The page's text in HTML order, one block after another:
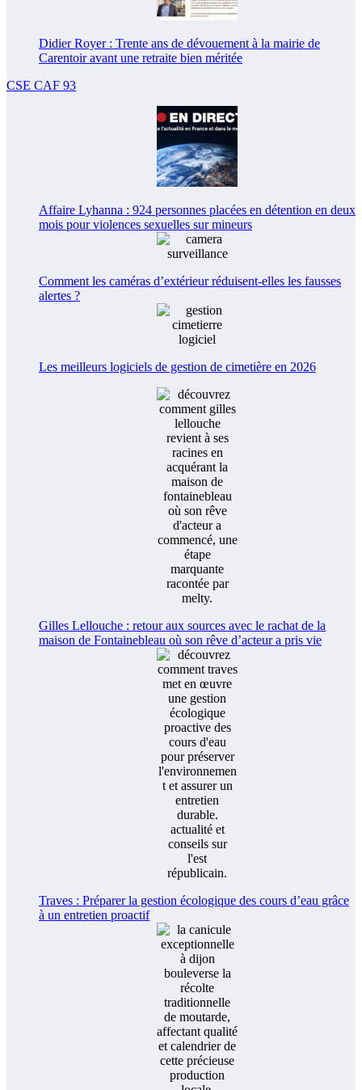
Didier Royer : Trente ans de dévouement à la mairie de
Carentoir avant une retraite bien méritée
CSE CAF 93
Affaire Lyhanna : 924 personnes placées en détention en deux
mois pour violences sexuelles sur mineurs
Comment les caméras d’extérieur réduisent-elles les fausses
alertes ?
Les meilleurs logiciels de gestion de cimetière en 2026
Gilles Lellouche : retour aux sources avec le rachat de la
maison de Fontainebleau où son rêve d’acteur a pris vie
Traves : Préparer la gestion écologique des cours d’eau grâce
à un entretien proactif